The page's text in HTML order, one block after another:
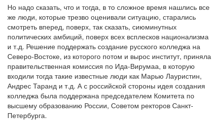
Но надо сказать, что и тогда, в то сложное время нашлись все
же люди, которые трезво оценивали ситуацию, старались
смотреть вперед, поверх, так сказать, сиюминутных
политических амбиций, поверх всех всплесков национализма
и т.д. Решение поддержать создание русского колледжа на
Северо-Востоке, из которого потом и вырос институт, приняла
правительственная комиссия по Ида-Вирумаа, в которую
входили тогда такие известные люди как Марью Лауристин,
Андрес Таранд и т.д. А с российской стороны идея создания
колледжа была поддержана председателем Комитета по
высшему образованию России, Советом ректоров Санкт-
Петербурга.